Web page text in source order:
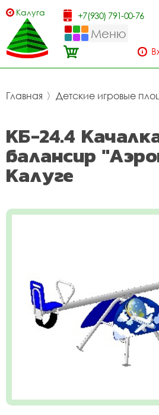
Калуга +7(930) 791-00-76
Меню
Главная 〉 Детские игровые
КБ-24.4
балансир
Калуге